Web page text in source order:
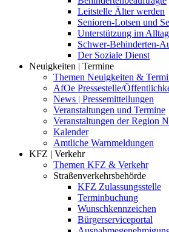
Leitstelle Älter werden
Senioren-Lotsen und
Unterstützung im Alltag
Schwer-Behinderten-
Der Soziale Dienst
Neuigkeiten | Termine
Themen Neuigkeiten &
AfOe Pressestelle/
News | Pressemitteilungen
Veranstaltungen und Termine
Veranstaltungen der Region
Kalender
Amtliche Warnmeldungen
KFZ | Verkehr
Themen KFZ & Verkehr
Straßenverkehrsbehörde
KFZ Zulassungsstelle
Terminbuchung
Wunschkennzeichen
Bürgerserviceportal